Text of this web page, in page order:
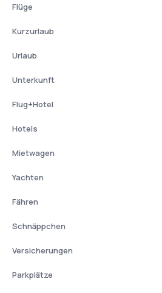
Flüge
Kurzurlaub
Urlaub
Unterkunft
Flug+Hotel
Hotels
Mietwagen
Yachten
Fähren
Schnäppchen
Versicherungen
Parkplätze